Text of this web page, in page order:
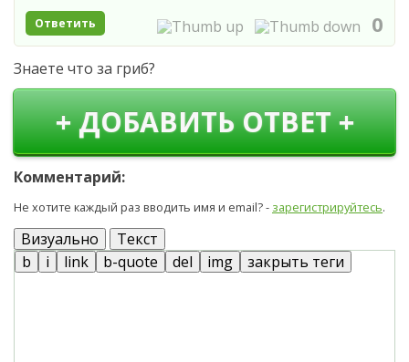
Ответить 0
Знаете что за гриб?
+ ДОБАВИТЬ ОТВЕТ +
Комментарий:
Не хотите каждый раз вводить имя и email? - зарегистрируйтесь.
Визуально Текст